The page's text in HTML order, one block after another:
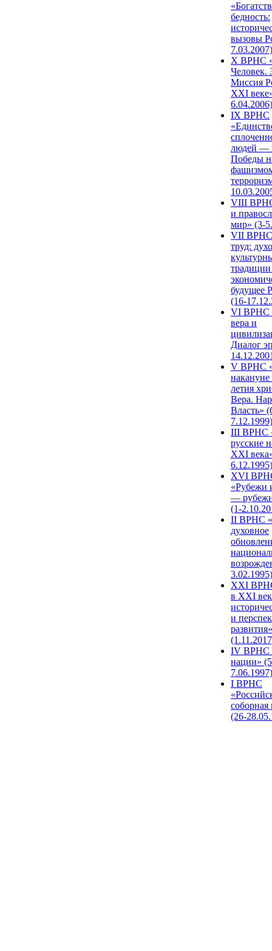
бедность:
вызовы
7.03.2007)
X ВРНС
Человек.
Миссия
XXI
6.04.2006)
IX ВРНС
людей —
Победы
VIII
и
мир» (3-
VII ВРНС
труд:
будущее
(16-
VI ВРНС
вера и
Диалог
V ВРНС
накануне
летия
Вера.
Власть»
7.12.1999)
III ВРНС
русские
XXI
6.12.1995)
XVI
«Рубежи
—
(1-
II ВРНС
духовное
3.02.1995)
XХI
в XXI
и
развития»
IV ВРНС
нации»
7.06.1997)
I ВРНС
(26-